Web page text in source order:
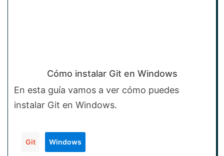
Cómo instalar Git en Windows
En esta guía vamos a ver cómo puedes
instalar Git en Windows.
Git Windows